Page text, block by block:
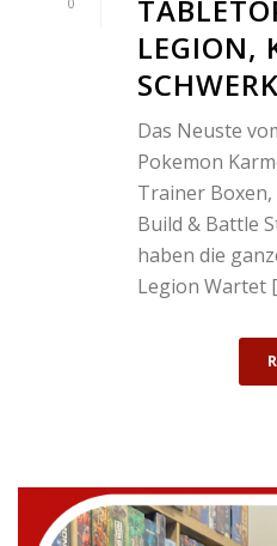
LEGION,
Das Neuste
Pokemon
Trainer
Build & Battle
haben die
Legion Wartet